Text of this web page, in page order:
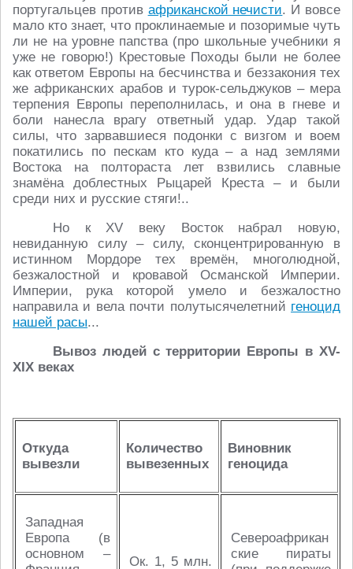
португальцев против африканской нечисти. И вовсе
мало кто знает, что проклинаемые и позоримые чуть
ли не на уровне папства (про школьные учебники я
уже не говорю!) Крестовые Походы были не более
как ответом Европы на бесчинства и беззакония тех
же африканских арабов и турок-сельджуков – мера
терпения Европы переполнилась, и она в гневе и
боли нанесла врагу ответный удар. Удар такой
силы, что зарвавшиеся подонки с визгом и воем
покатились по пескам кто куда – а над землями
Востока на полтораста лет взвились славные
знамёна доблестных Рыцарей Креста – и были
среди них и русские стяги!..
Но к XV веку Восток набрал новую,
невиданную силу – силу, сконцентрированную в
истинном Мордоре тех времён, многолюдной,
безжалостной и кровавой Османской Империи.
Империи, рука которой умело и безжалостно
направила и вела почти полутысячелетний геноцид
нашей расы...
Вывоз людей с территории Европы в XV-
XIX веках
Откуда
вывезли
Количество
вывезенных
Виновник
геноцида
Западная
Европа (в
основном –
Ок. 1, 5 млн.
Североафрикан
ские пираты